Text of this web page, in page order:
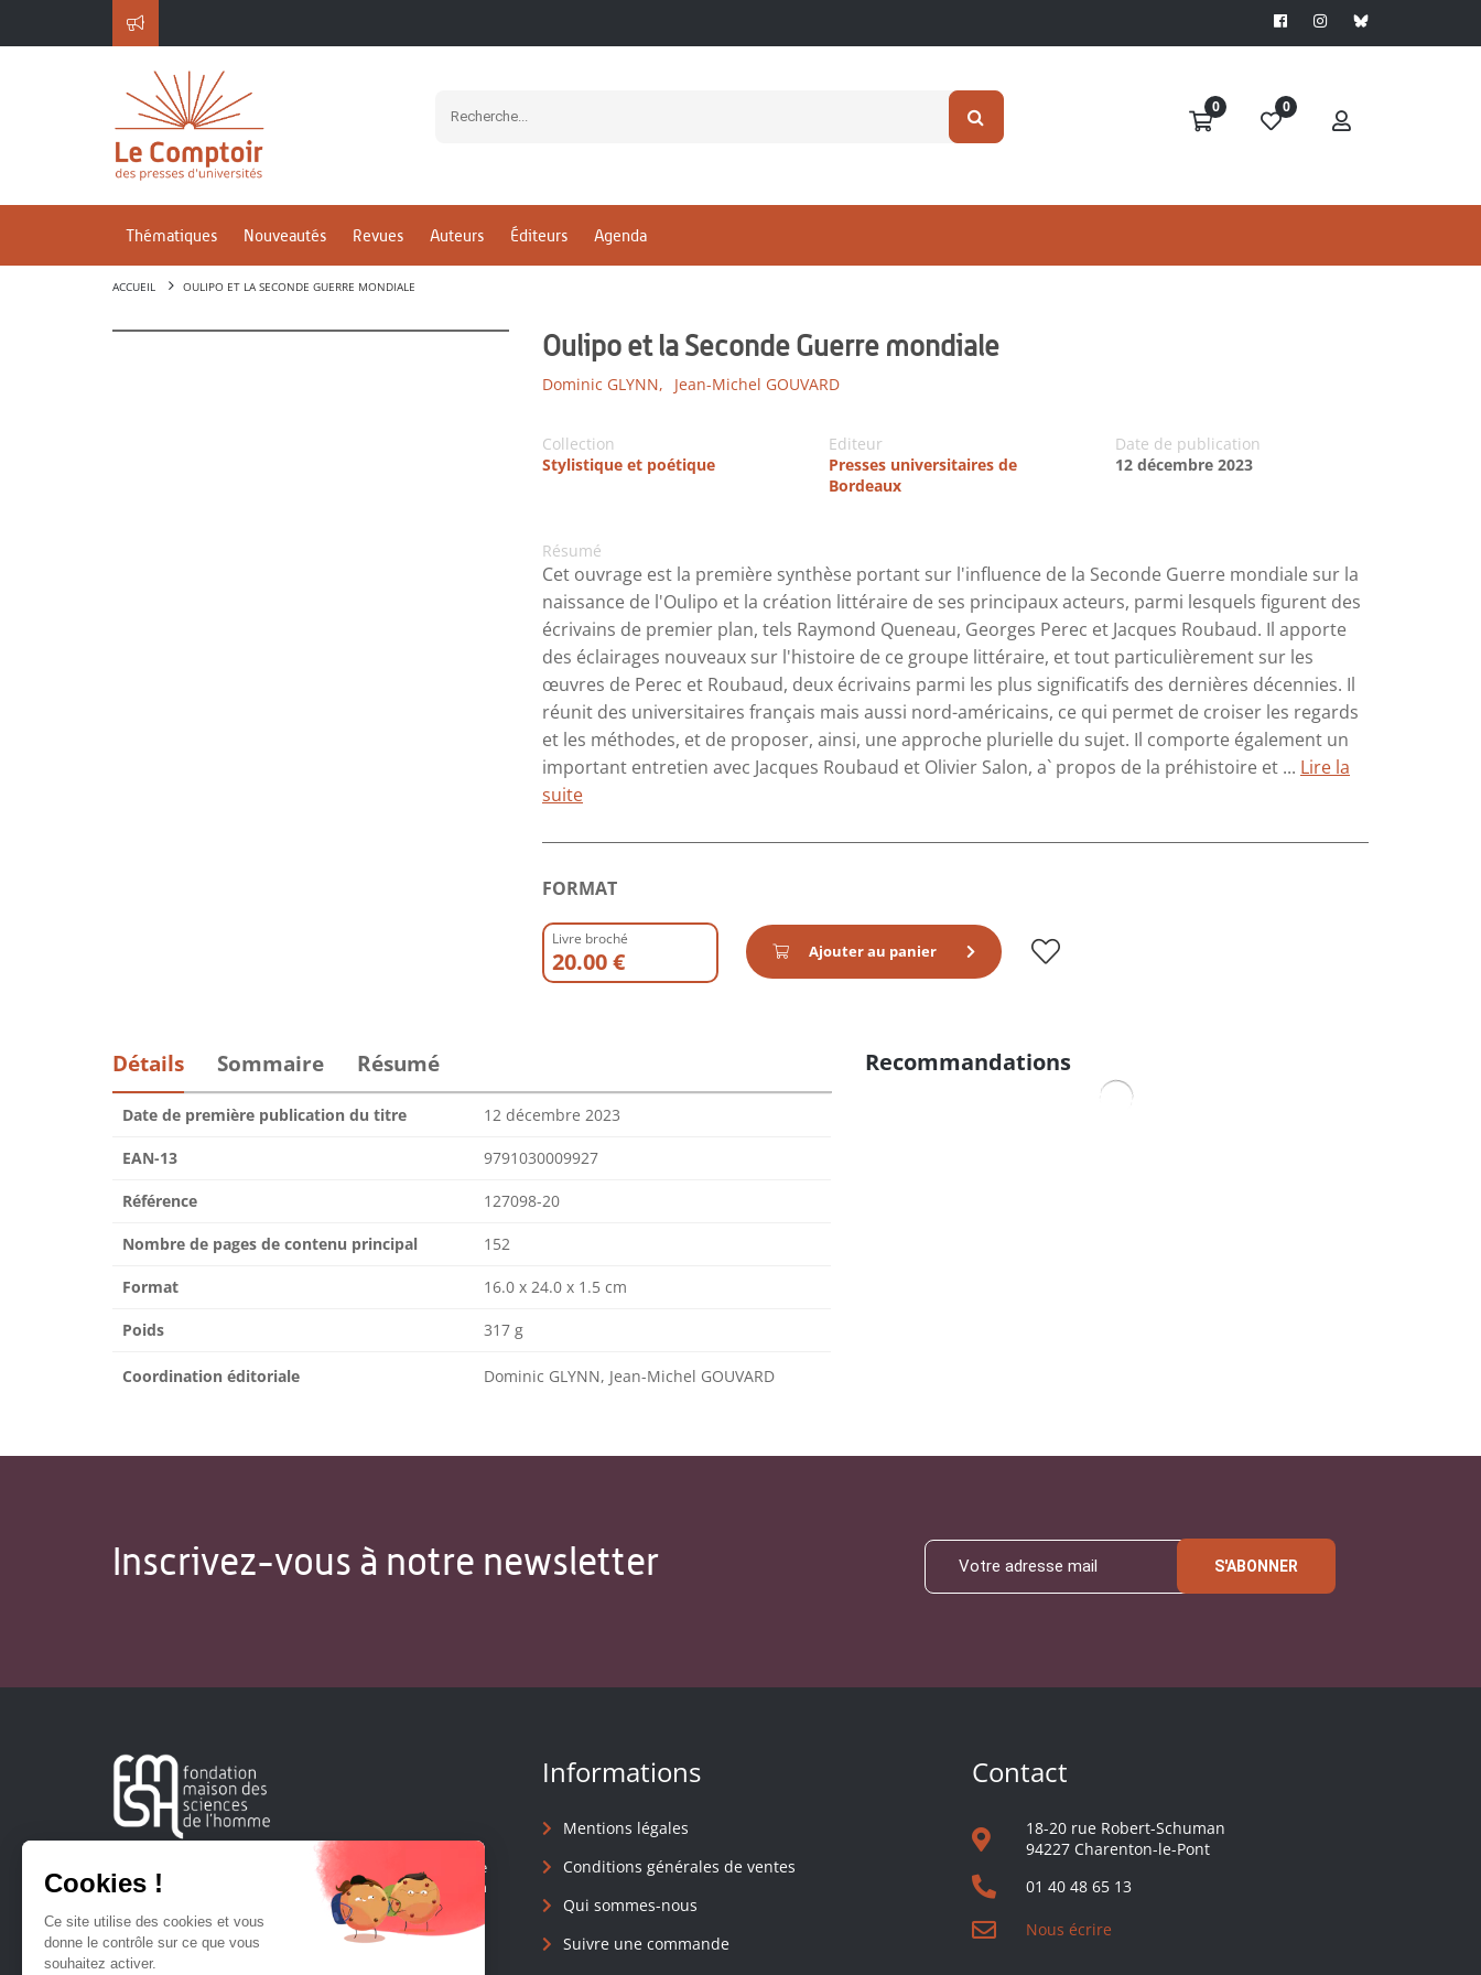
0 0
Thématiques Nouveautés Revues Auteurs Éditeurs Agenda
ACCUEIL OULIPO ET LA SECONDE GUERRE MONDIALE
Oulipo et la Seconde Guerre mondiale
Dominic GLYNN, Jean-Michel GOUVARD
Collection
Stylistique et poétique
Editeur
Presses universitaires de
Bordeaux
Date de publication
12 décembre 2023
Résumé
Cet ouvrage est la première synthèse portant sur l'influence de la Seconde Guerre mondiale sur la
naissance de l'Oulipo et la création littéraire de ses principaux acteurs, parmi lesquels figurent des
écrivains de premier plan, tels Raymond Queneau, Georges Perec et Jacques Roubaud. Il apporte
des éclairages nouveaux sur l'histoire de ce groupe littéraire, et tout particulièrement sur les
œuvres de Perec et Roubaud, deux écrivains parmi les plus significatifs des dernières décennies. Il
réunit des universitaires français mais aussi nord-américains, ce qui permet de croiser les regards
et les méthodes, et de proposer, ainsi, une approche plurielle du sujet. Il comporte également un
important entretien avec Jacques Roubaud et Olivier Salon, a` propos de la préhistoire et ... Lire la
suite
FORMAT
Livre broché
20.00 € Ajouter au panier
Détails Sommaire Résumé
Date de première publication du titre 12 décembre 2023
EAN-13 9791030009927
Référence 127098-20
Nombre de pages de contenu principal 152
Format 16.0 x 24.0 x 1.5 cm
Poids 317 g
Coordination éditoriale Dominic GLYNN, Jean-Michel GOUVARD
Recommandations
Inscrivez-vous à notre newsletter S'ABONNER
Créée en 1963, la Fondation Maison Sciences de l'Homme
soutient la recherche et la diffusion des connaissances en
Informations
Mentions légales
Conditions générales de ventes
Qui sommes-nous
Suivre une commande
Contact
18-20 rue Robert-Schuman
94227 Charenton-le-Pont
01 40 48 65 13
Nous écrire